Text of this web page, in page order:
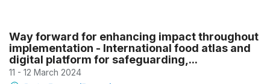
Way forward for enhancing impact throughout
implementation - International food atlas and
digital platform for safeguarding,...
11 - 12 March 2024